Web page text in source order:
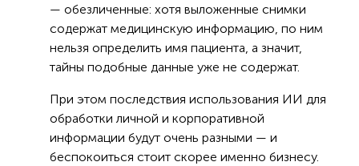
— обезличенные: хотя выложенные снимки
содержат медицинскую информацию, по ним
нельзя определить имя пациента, а значит,
тайны подобные данные уже не содержат.
При этом последствия использования ИИ для
обработки личной и корпоративной
информации будут очень разными — и
беспокоиться стоит скорее именно бизнесу.